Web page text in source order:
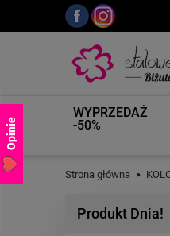
WYPRZEDAŻ
-50%
Strona główna
Produkt Dnia!
Opinie